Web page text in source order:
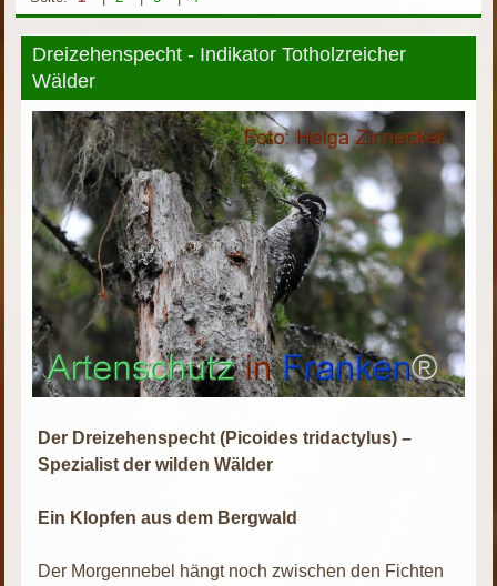
Dreizehenspecht - Indikator Totholzreicher
Wälder
Der Dreizehenspecht (Picoides tridactylus) –
Spezialist der wilden Wälder
Ein Klopfen aus dem Bergwald
Der Morgennebel hängt noch zwischen den Fichten